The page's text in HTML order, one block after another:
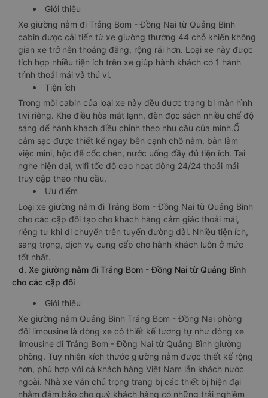
Giới thiệu
Xe giường nằm đi Trảng Bom - Đồng Nai từ Quảng Bình
cabin được cải tiến từ xe giường thường 44 chỗ khiến không
gian xe trở nên thoáng đãng, rộng rãi hơn. Loại xe này được
tích hợp nhiều tiện ích trên xe giúp hành khách có 1 hành
trình thoải mái và thú vị.
Tiện ích
Trong mỗi cabin của loại xe này đều được trang bị màn hình
tivi riêng. Khe điều hòa mát lạnh, đèn đọc sách nhiều chế độ
sáng để hành khách điều chỉnh theo nhu cầu của mình.Ổ
cắm sạc được thiết kế ngay bên cạnh chỗ nằm, bàn làm
việc mini, hộc để cốc chén, nước uống đầy đủ tiện ích. Tai
nghe hiện đại, wifi tốc độ cao hoạt động 24/24 thoải mái
truy cập theo nhu cầu.
Ưu điểm
Loại xe giường nằm đi Trảng Bom - Đồng Nai từ Quảng Bình
cho các cặp đôi tạo cho khách hàng cảm giác thoải mái,
riêng tư khi di chuyển trên tuyến đường dài. Nhiều tiện ích,
sang trọng, dịch vụ cung cấp cho hành khách luôn ở mức
tốt nhất.
d. Xe giường nằm đi Trảng Bom - Đồng Nai từ Quảng Bình
cho các cặp đôi
Giới thiệu
Xe giường nằm Quảng Bình Trảng Bom - Đồng Nai phòng
đôi limousine là dòng xe có thiết kế tương tự như dòng xe
limousine đi Trảng Bom - Đồng Nai từ Quảng Bình giường
phòng. Tuy nhiên kích thước giường nằm được thiết kế rộng
hơn, phù hợp với cả khách hàng Việt Nam lẫn khách nước
ngoài. Nhà xe vẫn chú trọng trang bị các thiết bị hiện đại
nhằm đảm bảo cho quý khách hàng có những trải nghiệm